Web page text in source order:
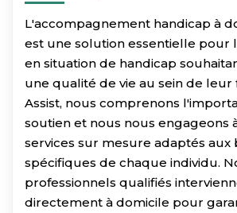
L'accompagnement handicap à
est une solution essentielle pour
en situation de handicap
une qualité de vie au sein de leur
Assist, nous comprenons
soutien et nous nous engageons
services sur mesure adaptés aux
spécifiques de chaque individu.
professionnels qualifiés
directement à domicile pour